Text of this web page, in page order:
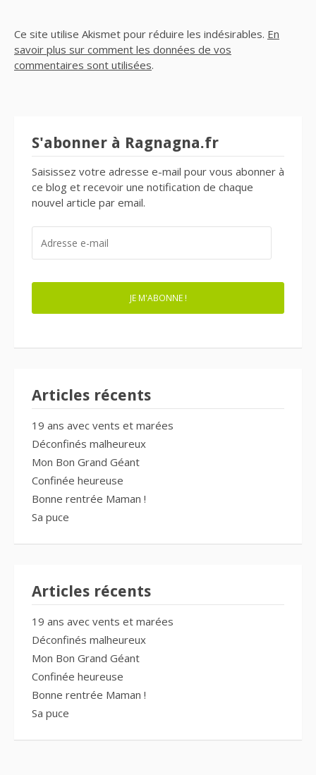
Ce site utilise Akismet pour réduire les indésirables. En
savoir plus sur comment les données de vos
commentaires sont utilisées.
S'abonner à Ragnagna.fr
Saisissez votre adresse e-mail pour vous abonner à
ce blog et recevoir une notification de chaque
nouvel article par email.
MAIL
JE M'ABONNE !
Articles récents
19 ans avec vents et marées
Déconfinés malheureux
Mon Bon Grand Géant
Confinée heureuse
Bonne rentrée Maman !
Sa puce
Articles récents
19 ans avec vents et marées
Déconfinés malheureux
Mon Bon Grand Géant
Confinée heureuse
Bonne rentrée Maman !
Sa puce